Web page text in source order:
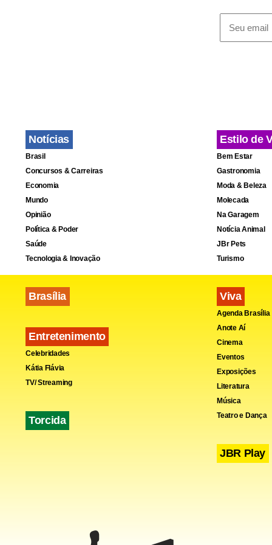
Notícias
Brasil
Concursos & Carreiras
Economia
Mundo
Opinião
Política & Poder
Saúde
Tecnologia & Inovação
Brasília
Entretenimento
Celebridades
Kátia Flávia
TV/ Streaming
Torcida
Estilo de
Bem Estar
Gastronomia
Moda & Beleza
Molecada
Na Garagem
Notícia Animal
JBr Pets
Turismo
Viva
Agenda Brasília
Anote Aí
Cinema
Eventos
Exposições
Literatura
Música
Teatro e Dança
JBR Play